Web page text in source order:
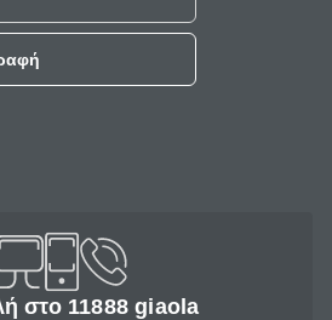
στο 11888 giaola